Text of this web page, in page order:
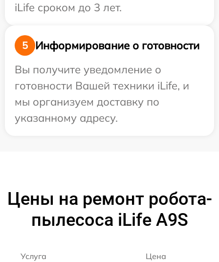
iLife сроком до 3 лет.
5
Информирование о готовности
Вы получите уведомление о
готовности Вашей техники iLife, и
мы организуем доставку по
указанному адресу.
Цены на ремонт робота-
пылесоса iLife A9S
Услуга Цена